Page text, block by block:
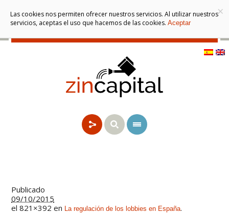
Publicado
09/10/2015
el 821×392 en La regulación de los lobbies en España.
×
Las cookies nos permiten ofrecer nuestros servicios. Al utilizar nuestros
servicios, aceptas el uso que hacemos de las cookies. Aceptar